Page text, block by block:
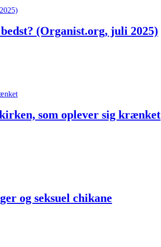
(Organist.org, juli 2025)
som oplever sig krænket
og seksuel chikane